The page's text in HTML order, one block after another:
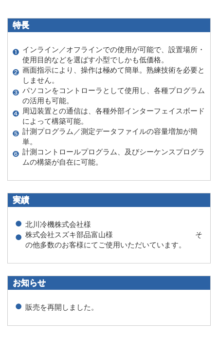
特長
インライン／オフラインでの使用が可能で、設置場所・
使用目的などを選ばす小型でしかも低価格。
画面指示により、操作は極めて簡単。熟練技術を必要と
しません。
パソコンをコントローラとして使用し、各種プログラム
の活用も可能。
周辺装置との通信は、各種外部インターフェイスボード
によって構築可能。
計測プログラム／測定データファイルの容量増加が簡
単。
計測コントロールプログラム、及びシーケンスプログラ
ムの構築が自在に可能。
実績
北川冷機株式会社様
株式会社スズキ部品富山様 そ
の他多数のお客様にてご使用いただいています。
お知らせ
販売を再開しました。